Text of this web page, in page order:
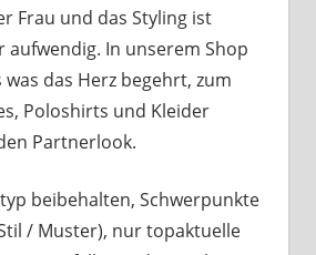
Frau und das Styling ist
aufwendig. In unserem Shop
das Herz begehrt, zum
Poloshirts und Kleider
Partnerlook.
beibehalten, Schwerpunkte
/ Muster), nur topaktuelle